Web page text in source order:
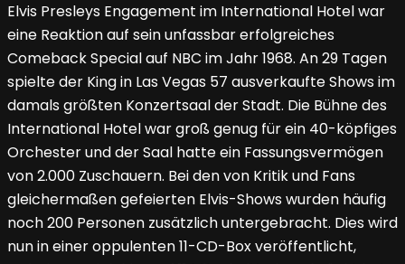
Elvis Presleys Engagement im International Hotel war
eine Reaktion auf sein unfassbar erfolgreiches
Comeback Special auf NBC im Jahr 1968. An 29 Tagen
spielte der King in Las Vegas 57 ausverkaufte Shows im
damals größten Konzertsaal der Stadt. Die Bühne des
International Hotel war groß genug für ein 40-köpfiges
Orchester und der Saal hatte ein Fassungsvermögen
von 2.000 Zuschauern. Bei den von Kritik und Fans
gleichermaßen gefeierten Elvis-Shows wurden häufig
noch 200 Personen zusätzlich untergebracht. Dies wird
nun in einer oppulenten 11-CD-Box veröffentlicht,